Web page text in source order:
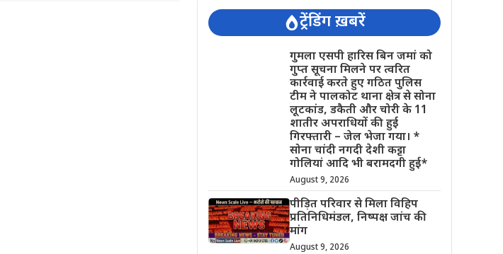
ट्रेंडिंग ख़बरें
गुमला एसपी हारिस बिन जमां को
गुप्त सूचना मिलने पर त्वरित
कार्रवाई करते हुए गठित पुलिस
टीम ने पालकोट थाना क्षेत्र से सोना
लूटकांड, डकैती और चोरी के 11
शातीर अपराधियों की हुई
गिरफ्तारी – जेल भेजा गया। *
सोना चांदी नगदी देशी कट्टा
गोलियां आदि भी बरामदगी हुई*
August 9, 2026
पीड़ित परिवार से मिला विहिप
प्रतिनिधिमंडल, निष्पक्ष जांच की
मांग
August 9, 2026